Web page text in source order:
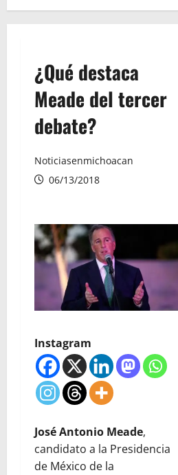
¿Qué destaca
Meade del tercer
debate?
Noticiasenmichoacan
06/13/2018
Instagram
José Antonio Meade,
candidato a la Presidencia
de México de la